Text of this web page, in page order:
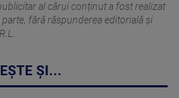
al cărui conținut a fost realizat
fără răspunderea editorială şi
ȘI...